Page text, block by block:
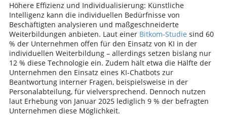
Höhere Effizienz und Individualisierung: Künstliche
Intelligenz kann die individuellen Bedürfnisse von
Beschäftigten analysieren und maßgeschneiderte
Weiterbildungen anbieten. Laut einer Bitkom-Studie sind 60
% der Unternehmen offen für den Einsatz von KI in der
individuellen Weiterbildung – allerdings setzen bislang nur
12 % diese Technologie ein. Zudem hält etwa die Hälfte der
Unternehmen den Einsatz eines KI-Chatbots zur
Beantwortung interner Fragen, beispielsweise in der
Personalabteilung, für vielversprechend. Dennoch nutzen
laut Erhebung von Januar 2025 lediglich 9 % der befragten
Unternehmen diese Möglichkeit.